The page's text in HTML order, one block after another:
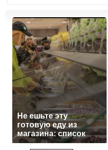
Не ешьте эту
готовую еду из
магазина: список